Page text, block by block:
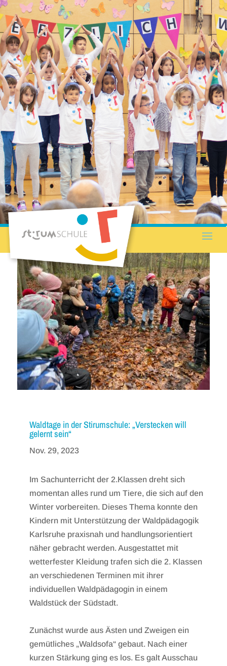
Waldtage in der Stirumschule: „Verstecken will
gelernt sein“
Nov. 29, 2023
Im Sachunterricht der 2.Klassen dreht sich
momentan alles rund um Tiere, die sich auf den
Winter vorbereiten. Dieses Thema konnte den
Kindern mit Unterstützung der Waldpädagogik
Karlsruhe praxisnah und handlungsorientiert
näher gebracht werden. Ausgestattet mit
wetterfester Kleidung trafen sich die 2. Klassen
an verschiedenen Terminen mit ihrer
individuellen Waldpädagogin in einem
Waldstück der Südstadt.
Zunächst wurde aus Ästen und Zweigen ein
gemütliches „Waldsofa“ gebaut. Nach einer
kurzen Stärkung ging es los. Es galt Ausschau